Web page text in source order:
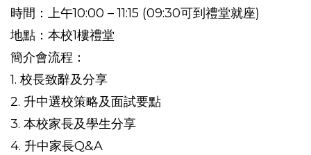
時間：上午10:00 – 11:15 (09:30可到禮堂就座)
地點：本校1樓禮堂
簡介會流程：
1. 校長致辭及分享
2. 升中選校策略及面試要點
3. 本校家長及學生分享
4. 升中家長Q&A